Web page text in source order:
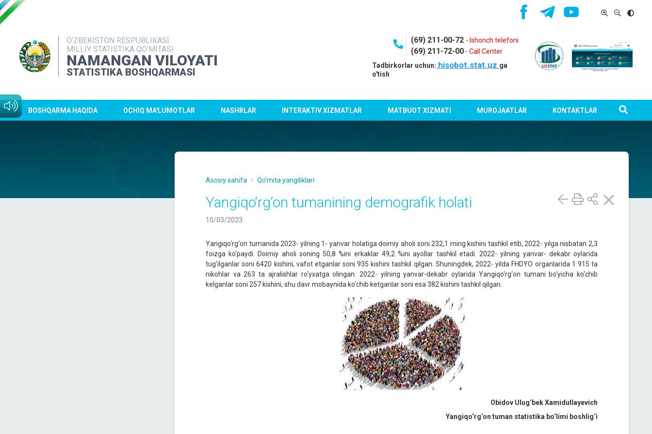
O‘ZBEKISTON RESPUBLIKASI
MILLIY STATISTIKA QO‘MITASI
NAMANGAN VILOYATI
STATISTIKA BOSHQARMASI
(69) 211-00-72 - Ishonch telefoni
(69) 211-72-00- Call Center
Tadbirkorlar uchun: hisobot.stat.uz ga
o'tish
BOSHQARMA HAQIDA OCHIQ MA'LUMOTLAR NASHRLAR INTERAKTIV XIZMATLAR MATBUOT XIZMATI MUROJAATLAR KONTAKTLAR
Asosiy sahifa Qo'mita yangiliklari
Yangiqo‘rg‘on tumanining demografik holati
10/03/2023
Yangiqo‘rg‘on tumanida 2023- yilning 1- yanvar holatiga doimiy aholi soni 232,1 ming kishini tashkil etib, 2022- yilga nisbatan 2,3
foizga ko‘paydi. Doimiy aholi soning 50,8 %ini erkaklar 49,2 %ini ayollar tashkil etadi. 2022- yilning yanvar- dekabr oylarida
tug‘ilganlar soni 6420 kishini, vafot etganlar soni 935 kishini tashkil qilgan. Shuningdek, 2022- yilda FHDYO organlarida 1 915 ta
nikohlar va 263 ta ajralishlar ro‘yxatga olingan. 2022- yilning yanvar-dekabr oylarida Yangiqo‘rg‘on tumani bo‘yicha ko‘chib
kelganlar soni 257 kishini, shu davr mobaynida ko‘chib ketganlar soni esa 382 kishini tashkil qilgan.
Obidov Ulug‘bek Xamidullayevich
Yangiqo‘rg‘on tuman statistika bo‘limi boshlig‘i